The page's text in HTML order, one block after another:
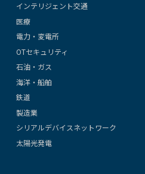
インテリジェント交通
医療
電力・変電所
OTセキュリティ
石油・ガス
海洋・船舶
鉄道
製造業
シリアルデバイスネットワーク
太陽光発電